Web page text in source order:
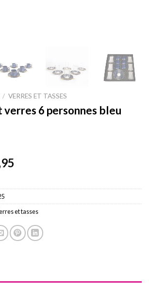
/ VERRES ET TASSES
verres 6 personnes bleu
actuel
€39,95.
et tasses